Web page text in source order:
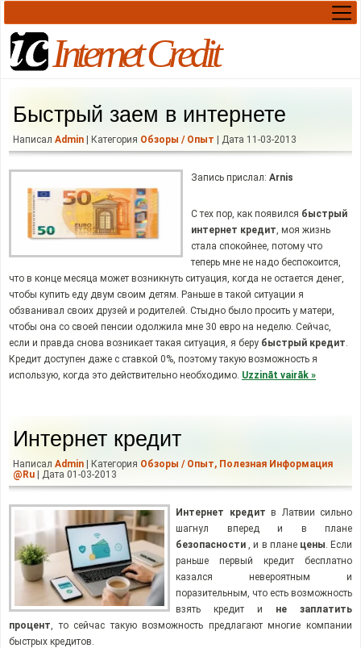
Internet Credit
Быстрый заем в интернете
Написал Admin | Категория Обзоры / Опыт | Дата 11-03-2013
Запись прислал: Arnis
С тех пор, как появился быстрый
интернет кредит, моя жизнь
стала спокойнее, потому что
теперь мне не надо беспокоится,
что в конце месяца может возникнуть ситуация, когда не остается денег,
чтобы купить еду двум своим детям. Раньше в такой ситуации я
обзванивал своих друзей и родителей. Стыдно было просить у матери,
чтобы она со своей пенсии одолжила мне 30 евро на неделю. Сейчас,
если и правда снова возникает такая ситуация, я беру быстрый кредит.
Кредит доступен даже с ставкой 0%, поэтому такую возможность я
использую, когда это действительно необходимо. Uzzināt vairāk »
Интернет кредит
Написал Admin | Категория Обзоры / Опыт, Полезная Информация
@ru | Дата 01-03-2013
Интернет кредит в Латвии сильно
шагнул вперед и в плане
безопасности , и в плане цены. Если
раньше первый кредит бесплатно
казался невероятным и
поразительным, что есть возможность
взять кредит и не
заплатить
процент, то сейчас такую возможность предлагают многие компании
быстрых кредитов.